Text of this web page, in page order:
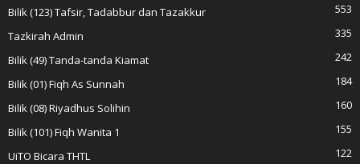
Bilik (123) Tafsir, Tadabbur dan Tazakkur
553
Tazkirah Admin
335
Bilik (49) Tanda-tanda Kiamat
242
Bilik (01) Fiqh As Sunnah
184
Bilik (08) Riyadhus Solihin
160
Bilik (101) Fiqh Wanita 1
155
UiTO Bicara THTL
122